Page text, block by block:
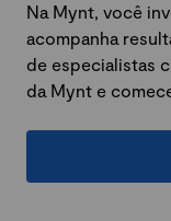
Na Mynt, você
acompanha
de especialistas
da Mynt e